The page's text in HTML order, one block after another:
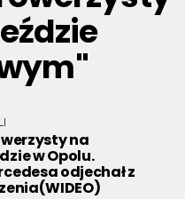
na
w Opolu.
odjechał z